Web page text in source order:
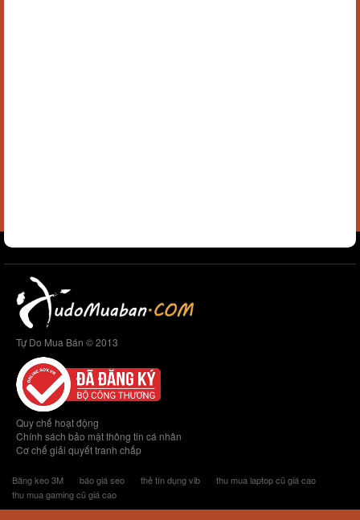
Tự Do Mua Bán © 2013
Quy chế hoạt động
Chính sách bảo mật thông tin cá nhân
Cơ chế giải quyết tranh chấp
Băng keo 3M báo giá seo thẻ tín dụng vib
thu mua laptop cũ giá cao
thu mua gaming cũ giá cao